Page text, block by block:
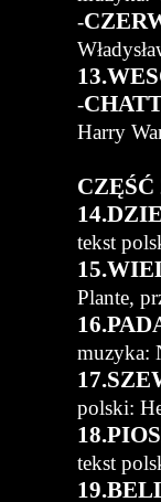
-
-
Harry
CZĘŚĆ
tekst
Plante,
muzyka:
polski:
tekst